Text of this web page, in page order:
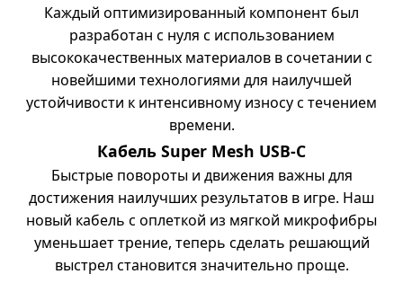
Каждый оптимизированный компонент был
разработан с нуля с использованием
высококачественных материалов в сочетании с
новейшими технологиями для наилучшей
устойчивости к интенсивному износу с течением
времени.
Кабель Super Mesh USB-C
Быстрые повороты и движения важны для
достижения наилучших результатов в игре. Наш
новый кабель с оплеткой из мягкой микрофибры
уменьшает трение, теперь сделать решающий
выстрел становится значительно проще.